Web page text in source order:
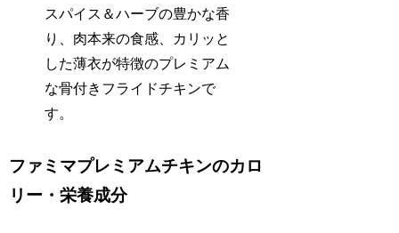
スパイス＆ハーブの豊かな香
り、肉本来の食感、カリッと
した薄衣が特徴のプレミアム
な骨付きフライドチキンで
す。
ファミマプレミアムチキンのカロ
リー・栄養成分